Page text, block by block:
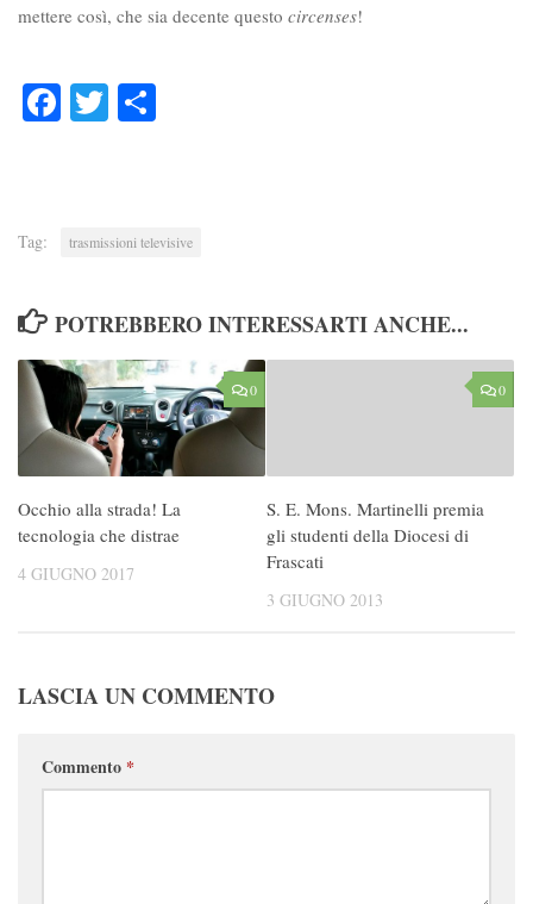
mettere così, che sia decente questo circenses!
FacebookTwitter
Tag: trasmissioni televisive
POTREBBERO INTERESSARTI ANCHE...
0
Occhio alla strada! La
tecnologia che distrae
4 GIUGNO 2017
0
S. E. Mons. Martinelli premia
gli studenti della Diocesi di
Frascati
3 GIUGNO 2013
LASCIA UN COMMENTO
Commento *